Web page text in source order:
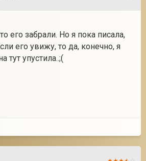
его забрали. Но я пока писала,
его увижу, то да, конечно, я
тут упустила..;(